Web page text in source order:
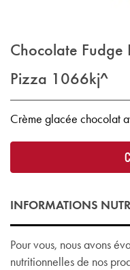
Chocolate Fudge
Pizza 1066kj^
Crème glacée chocolat
INFORMATIONS
Pour vous, nous avons
nutritionnelles de nos